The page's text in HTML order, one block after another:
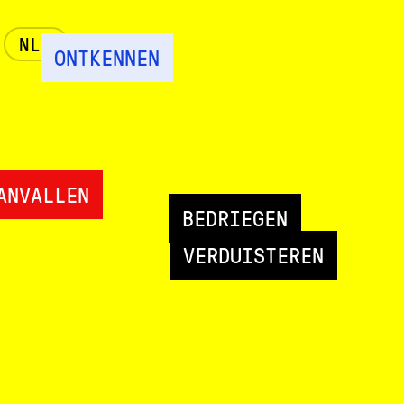
NL ONTKENNEN
VERDUISTEREN
BEDRIEGEN